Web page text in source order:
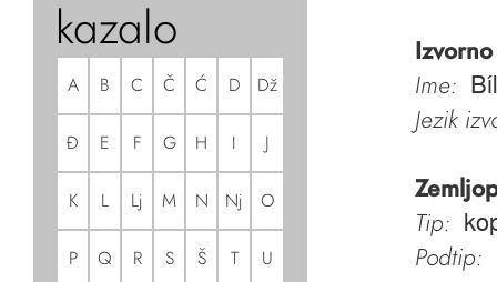
kazalo
A B C Č Ć D Dž
Đ E F G H I J
K L Lj M N Nj O
P Q R S Š T U
Ime:
Jezik
Tip:
Podtip: